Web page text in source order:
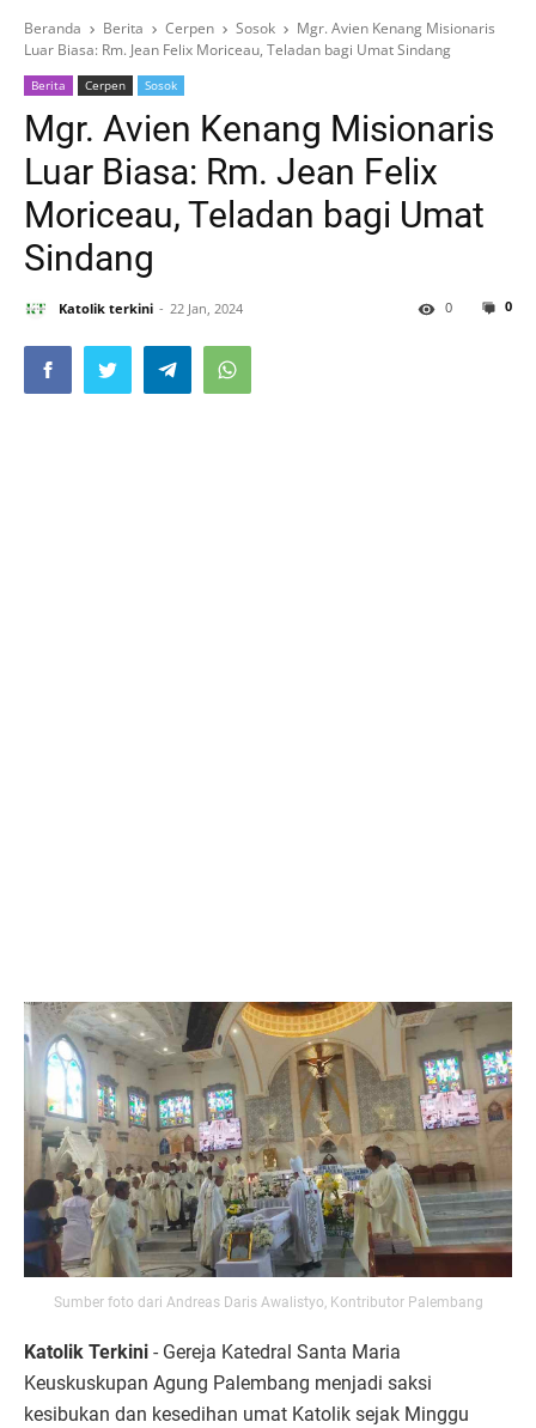
Beranda Berita Cerpen Sosok
Mgr. Avien Kenang Misionaris
Luar Biasa: Rm. Jean Felix Moriceau, Teladan bagi Umat Sindang
Berita Cerpen Sosok
Mgr. Avien Kenang Misionaris
Luar Biasa: Rm. Jean Felix
Moriceau, Teladan bagi Umat
Sindang
Katolik terkini 22 Jan, 2024 0
0
Sumber foto dari Andreas Daris Awalistyo, Kontributor Palembang
Katolik Terkini - Gereja Katedral Santa Maria
Keuskuskupan Agung Palembang menjadi saksi
kesibukan dan kesedihan umat Katolik sejak Minggu